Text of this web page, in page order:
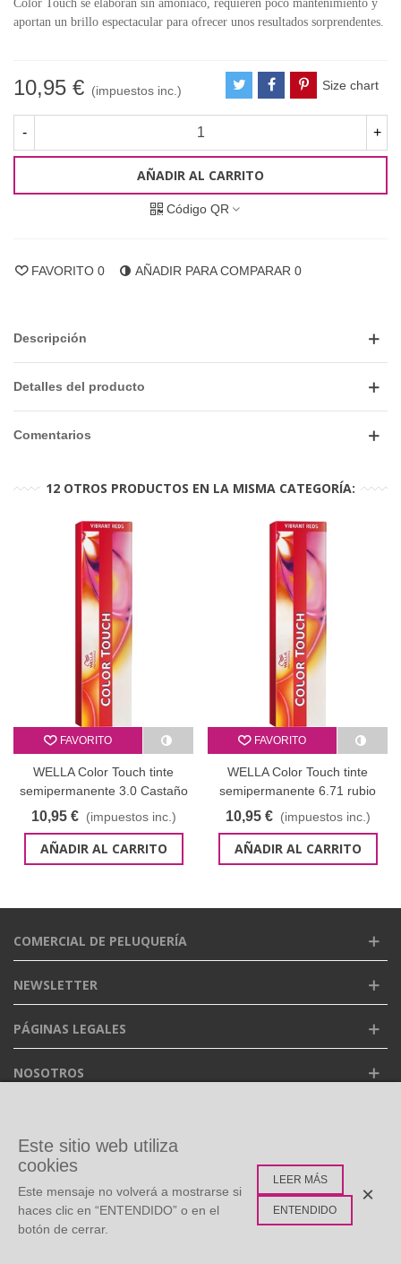
Color Touch se elaboran sin amoniaco, requieren poco mantenimiento y
aportan un brillo espectacular para ofrecer unos resultados sorprendentes.
10,95 € (impuestos inc.) Size chart
- +
AÑADIR AL CARRITO
Código QR
FAVORITO 0 AÑADIR PARA COMPARAR 0
Descripción
Detalles del producto
Comentarios
12 OTROS PRODUCTOS EN LA MISMA CATEGORÍA:
FAVORITO
WELLA Color Touch tinte
semipermanente 3.0 Castaño
Oscuro - 60 ml
10,95 € (impuestos inc.)
AÑADIR AL CARRITO
FAVORITO
WELLA Color Touch tinte
semipermanente 6.71 rubio
oscuro marrón ceniza
10,95 € (impuestos inc.)
AÑADIR AL CARRITO
COMERCIAL DE PELUQUERÍA
NEWSLETTER
PÁGINAS LEGALES
NOSOTROS
ETIQUETAS POPULARES
Este sitio web utiliza
cookies
Este mensaje no volverá a mostrarse si
haces clic en “ENTENDIDO” o en el
botón de cerrar.
LEER MÁS
ENTENDIDO
×